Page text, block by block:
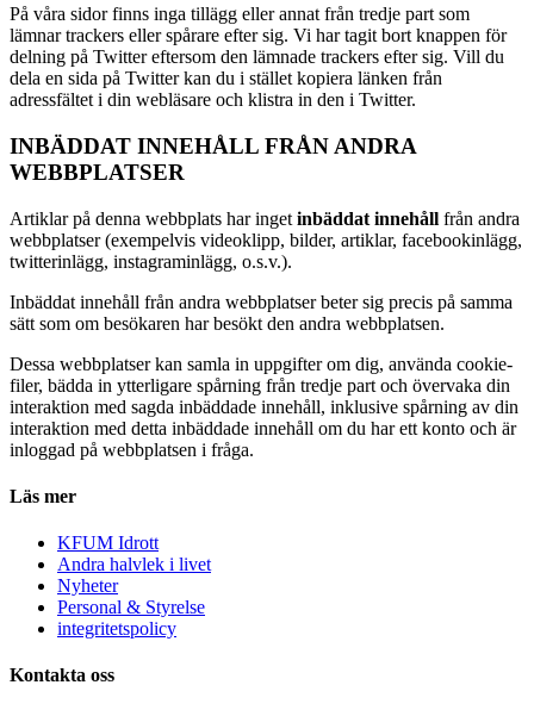
På våra sidor finns inga tillägg eller annat från tredje part som
lämnar trackers eller spårare efter sig. Vi har tagit bort knappen för
delning på Twitter eftersom den lämnade trackers efter sig. Vill du
dela en sida på Twitter kan du i stället kopiera länken från
adressfältet i din webläsare och klistra in den i Twitter.
INBÄDDAT INNEHÅLL FRÅN ANDRA
WEBBPLATSER
Artiklar på denna webbplats har inget inbäddat innehåll från andra
webbplatser (exempelvis videoklipp, bilder, artiklar, facebookinlägg,
twitterinlägg, instagraminlägg, o.s.v.).
Inbäddat innehåll från andra webbplatser beter sig precis på samma
sätt som om besökaren har besökt den andra webbplatsen.
Dessa webbplatser kan samla in uppgifter om dig, använda cookie-
filer, bädda in ytterligare spårning från tredje part och övervaka din
interaktion med sagda inbäddade innehåll, inklusive spårning av din
interaktion med detta inbäddade innehåll om du har ett konto och är
inloggad på webbplatsen i fråga.
Läs mer
KFUM Idrott
Andra halvlek i livet
Nyheter
Personal & Styrelse
integritetspolicy
Kontakta oss